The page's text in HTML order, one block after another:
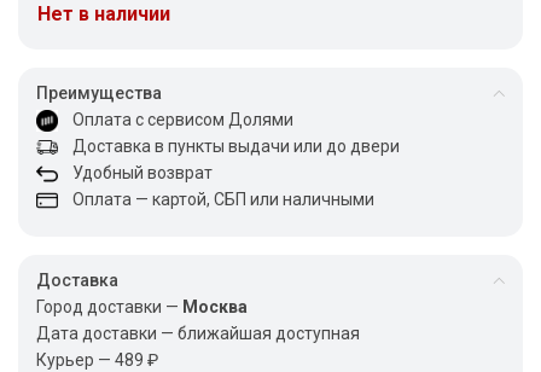
Нет в наличии
Преимущества
Оплата с сервисом Долями
Доставка в пункты выдачи или до двери
Удобный возврат
Оплата — картой, СБП или наличными
Доставка
Город доставки — Москва
Дата доставки — ближайшая доступная
Курьер — 489 ₽